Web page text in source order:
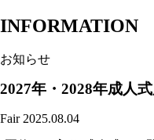
INFORMATION
お知らせ
2027年・2028年成人
Fair 2025.08.04